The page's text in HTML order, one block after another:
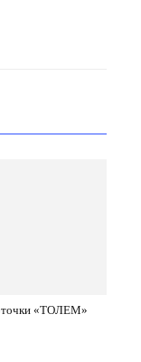
«TOЛEM»